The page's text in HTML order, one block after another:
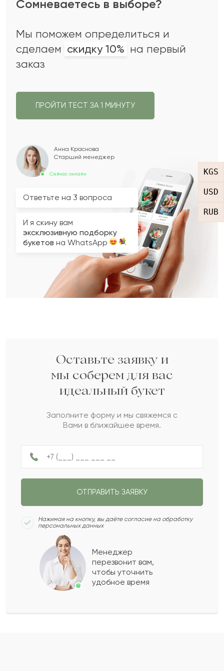
KGS
USD
RUB
Сомневаетесь в выборе?
Мы поможем определиться и
сделаем скидку 10% на первый
заказ
ПРОЙТИ ТЕСТ ЗА 1 МИНУТУ
Сейчас онлайн
Анна Краснова
Старший менеджер
Ответьте на 3 вопроса
И я скину вам
эксклюзивную подборку
букетов на WhatsApp
до 15 000 com до 30 000 com
до 50 000 com
СЛЕДУЮЩИЙ ВОПРОС
Женщине
СЛЕДУЮЩИЙ ВОПРОС
:
НАЗАД
Оставьте заявку и
мы соберем для вас
идеальный букет
Заполните форму и мы свяжемся с
Вами в ближайшее время.
ОТПРАВИТЬ ЗАЯВКУ
Нажимая на кнопку, вы даёте согласие на обработку
персональных данных
Менеджер
перезвонит вам,
чтобы уточнить
удобное время